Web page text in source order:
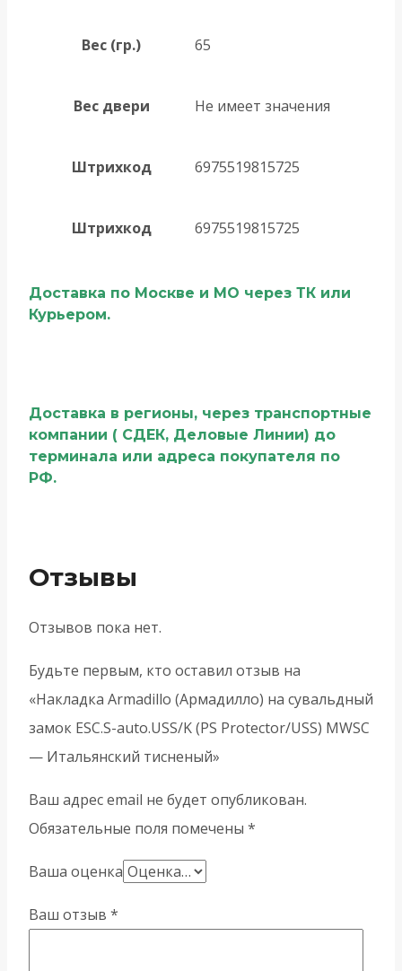
Вес (гр.) 65
Вес двери Не имеет значения
Штрихкод 6975519815725
Штрихкод 6975519815725
Доставка по Москве и МО через ТК или
Курьером.
Доставка в регионы, через транспортные
компании ( СДЕК, Деловые Линии) до
терминала или адреса покупателя по
РФ.
Отзывы
Отзывов пока нет.
Будьте первым, кто оставил отзыв на
«Накладка Armadillo (Армадилло) на сувальдный
замок ESC.S-auto.USS/K (PS Protector/USS) MWSC
— Итальянский тисненый»
Ваш адрес email не будет опубликован.
Обязательные поля помечены *
Ваша оценка
Ваш отзыв *